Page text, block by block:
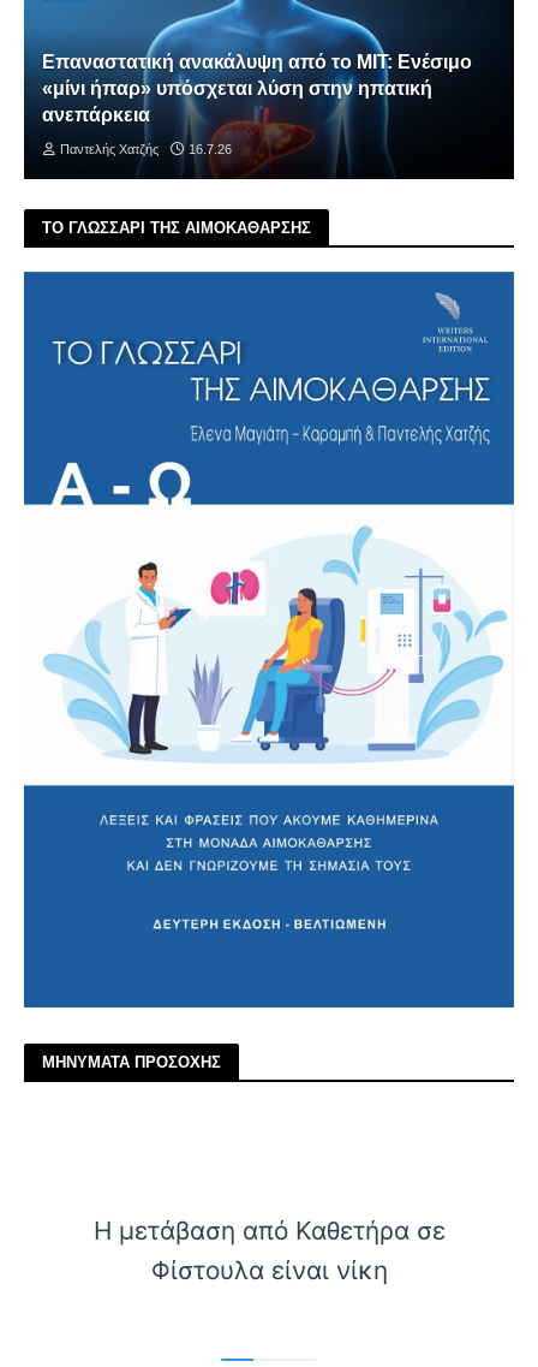
Επαναστατική ανακάλυψη από το MIT: Ενέσιμο
«μίνι ήπαρ» υπόσχεται λύση στην ηπατική
ανεπάρκεια
Παντελής Χατζής 16.7.26
ΤΟ ΓΛΩΣΣΑΡΙ ΤΗΣ ΑΙΜΟΚΑΘΑΡΣΗΣ
ΜΗΝΥΜΑΤΑ ΠΡΟΣΟΧΗΣ
Η μετάβαση από Καθετήρα σε
Φίστουλα είναι νίκη